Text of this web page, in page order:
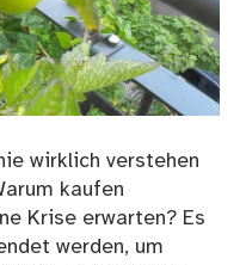
wirklich verstehen
kaufen
Krise erwarten? Es
werden, um